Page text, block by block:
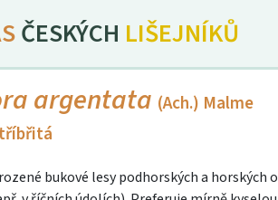
ČESKÝCH LIŠEJNÍKŮ
argentata (Ach.) Malme
bukové lesy podhorských a horských